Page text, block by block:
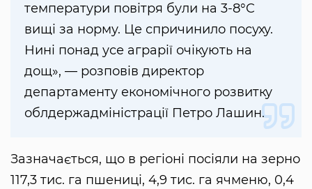
температури повітря були на 3-8°C
вищі за норму. Це спричинило посуху.
Нині понад усе аграрії очікують на
дощ», — розповів директор
департаменту економічного розвитку
облдержадміністрації Петро Лашин.
Зазначається, що в регіоні посіяли на зерно
117,3 тис. га пшениці, 4,9 тис. га ячменю, 0,4